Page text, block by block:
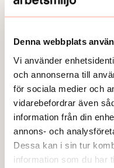
Denna webbplats
Vi använder
och annonserna till
för sociala medier och
vidarebefordrar även
information från din
annons- och
Dessa kan i sin tur
information som du har
Publicerad:2026-06-03